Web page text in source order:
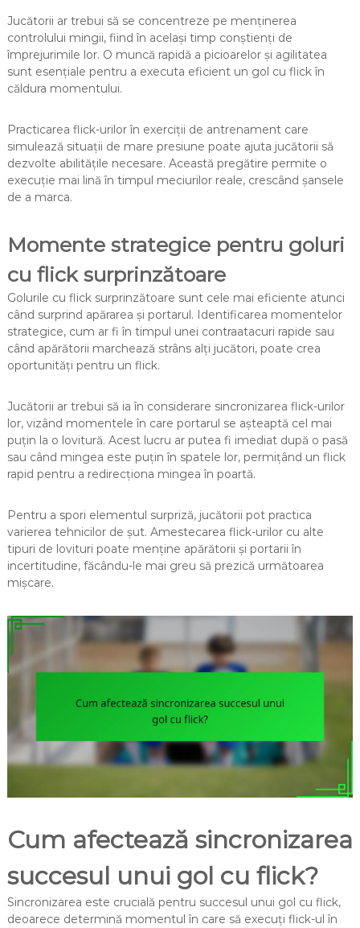
Jucătorii ar trebui să se concentreze pe menținerea
controlului mingii, fiind în același timp conștienți de
împrejurimile lor. O muncă rapidă a picioarelor și agilitatea
sunt esențiale pentru a executa eficient un gol cu flick în
căldura momentului.
Practicarea flick-urilor în exerciții de antrenament care
simulează situații de mare presiune poate ajuta jucătorii să
dezvolte abilitățile necesare. Această pregătire permite o
execuție mai lină în timpul meciurilor reale, crescând șansele
de a marca.
Momente strategice pentru goluri
cu flick surprinzătoare
Golurile cu flick surprinzătoare sunt cele mai eficiente atunci
când surprind apărarea și portarul. Identificarea momentelor
strategice, cum ar fi în timpul unei contraatacuri rapide sau
când apărătorii marchează strâns alți jucători, poate crea
oportunități pentru un flick.
Jucătorii ar trebui să ia în considerare sincronizarea flick-urilor
lor, vizând momentele în care portarul se așteaptă cel mai
puțin la o lovitură. Acest lucru ar putea fi imediat după o pasă
sau când mingea este puțin în spatele lor, permițând un flick
rapid pentru a redirecționa mingea în poartă.
Pentru a spori elementul surpriză, jucătorii pot practica
varierea tehnicilor de șut. Amestecarea flick-urilor cu alte
tipuri de lovituri poate menține apărătorii și portarii în
incertitudine, făcându-le mai greu să prezică următoarea
mișcare.
Cum afectează sincronizarea
succesul unui gol cu flick?
Sincronizarea este crucială pentru succesul unui gol cu flick,
deoarece determină momentul în care să execuți flick-ul în